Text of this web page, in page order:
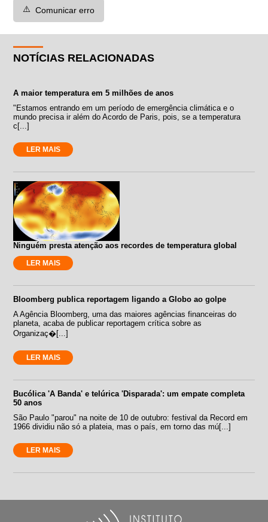
⚠️ Comunicar erro
NOTÍCIAS RELACIONADAS
A maior temperatura em 5 milhões de anos
"Estamos entrando em um período de emergência climática e o
mundo precisa ir além do Acordo de Paris, pois, se a temperatura
c[...]
LER MAIS
Ninguém presta atenção aos recordes de temperatura global
LER MAIS
Bloomberg publica reportagem ligando a Globo ao golpe
A Agência Bloomberg, uma das maiores agências financeiras do
planeta, acaba de publicar reportagem crítica sobre as
Organizaç�[...]
LER MAIS
Bucólica 'A Banda' e telúrica 'Disparada': um empate completa
50 anos
São Paulo "parou" na noite de 10 de outubro: festival da Record em
1966 dividiu não só a plateia, mas o país, em torno das mú[...]
LER MAIS